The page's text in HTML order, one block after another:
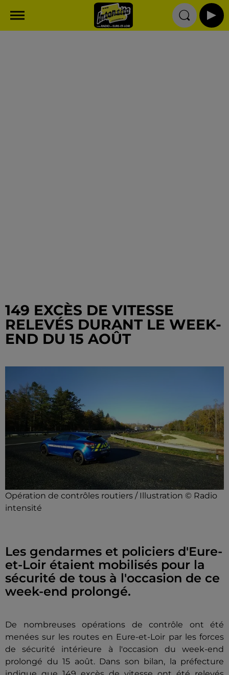
149 EXCÈS DE VITESSE
RELEVÉS DURANT LE WEEK-
END DU 15 AOÛT
Opération de contrôles routiers / Illustration © Radio
intensité
Les gendarmes et policiers d'Eure-
et-Loir étaient mobilisés pour la
sécurité de tous à l'occasion de ce
week-end prolongé.
De nombreuses opérations de contrôle ont été
menées sur les routes en Eure-et-Loir par les forces
de sécurité intérieure à l'occasion du week-end
prolongé du 15 août. Dans son bilan, la préfecture